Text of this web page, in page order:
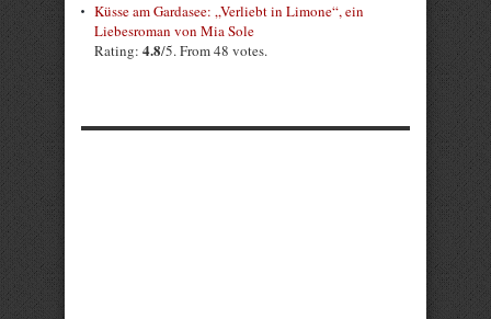
Küsse am Gardasee: „Verliebt in Limone“, ein
Liebesroman von Mia Sole
Rating: 4.8/5. From 48 votes.